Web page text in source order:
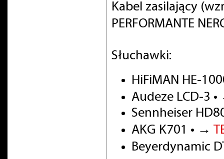
Kabel zasilający
PERFORMANTE
Słuchawki:
HiFiMAN HE-
Audeze LCD-3
Sennheiser
AKG K701 • →
Beyerdynamic